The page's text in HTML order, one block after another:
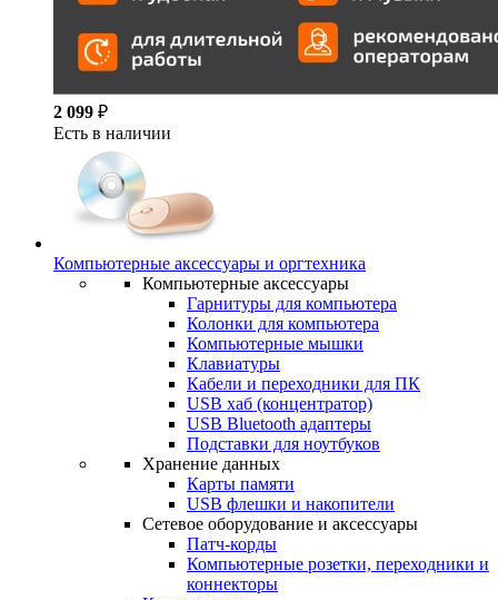
2 099 ₽
Есть в наличии
Компьютерные аксессуары и оргтехника
Компьютерные аксессуары
Гарнитуры для компьютера
Колонки для компьютера
Компьютерные мышки
Клавиатуры
Кабели и переходники для ПК
USB хаб (концентратор)
USB Bluetooth адаптеры
Подставки для ноутбуков
Хранение данных
Карты памяти
USB флешки и накопители
Сетевое оборудование и аксессуары
Патч-корды
Компьютерные розетки, переходники и
коннекторы